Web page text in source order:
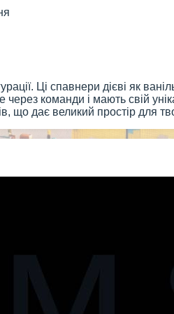
Ці спавнери дієві як
команди і мають свій
що дає великий простір для